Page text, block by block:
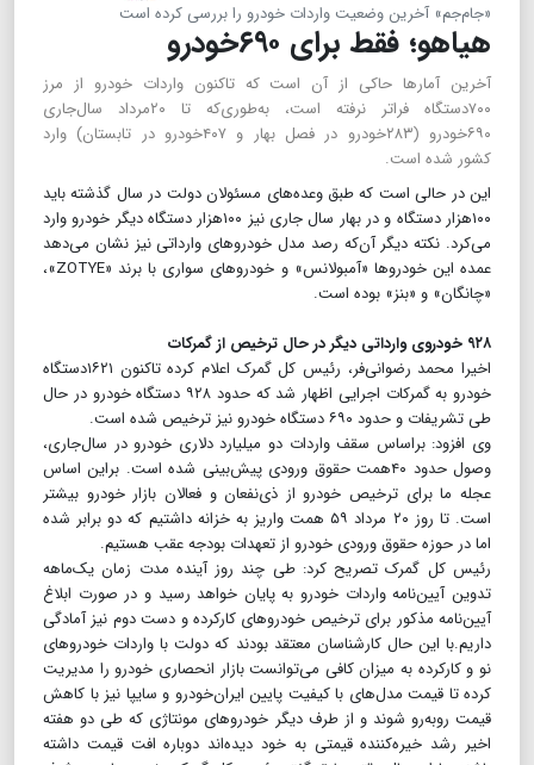
«جام‌جم» آخرین وضعیت واردات خودرو را بررسی کرده است
هیاهو؛ فقط برای ۶۹۰خودرو
آخرین آمارها حاکی از آن است که تاکنون واردات خودرو از مرز
۷۰۰دستگاه فراتر نرفته است، به‌طوری‌که تا ۲۰مرداد سال‌جاری
۶۹۰خودرو (۲۸۳خودرو در فصل بهار و ۴۰۷خودرو در تابستان) وارد
کشور شده است.
این در حالی است که طبق وعده‌های مسئولان دولت در سال گذشته باید
۱۰۰هزار دستگاه و در بهار سال جاری نیز ۱۰۰هزار دستگاه دیگر خودرو وارد
می‌کرد. نکته دیگر آن‌که رصد مدل خودروهای وارداتی نیز نشان می‌دهد
عمده این خودروها «آمبولانس» و خودرو‌های سواری با برند «ZOTYE»،
«چانگان» و «بنز» بوده است.
۹۲۸ خودروی وارداتی دیگر در حال ترخیص از گمرکات
اخیرا محمد رضوانی‌فر، رئیس کل گمرک اعلام کرده تا‌کنون ۱۶۲۱دستگاه‌
خودرو به گمرکات اجرایی اظهار شد که حدود ۹۲۸ دستگاه خودرو در حال
طی تشریفات و حدود ۶۹۰ دستگاه خودرو نیز ترخیص شده است.
وی افزود: بر‌اساس سقف واردات دو میلیارد دلاری خودرو در سال‌جاری،
وصول حدود ۴۰همت حقوق ورودی پیش‌بینی شده است. براین اساس
عجله ما برای ترخیص خودرو از ذی‌نفعان و فعالان بازار خودرو بیشتر
است. تا روز ۲۰ مرداد ۵۹ همت واریز به خزانه داشتیم که دو برابر شده
اما در حوزه حقوق ورودی خودرو از تعهدات بودجه عقب هستیم.
رئیس کل گمرک تصریح کرد: طی چند روز آینده مدت زمان یک‌ماهه
تدوین آیین‌نامه واردات خودرو به پایان خواهد رسید و در صورت ابلاغ
آیین‌نامه مذکور برای ترخیص خودروهای کارکرده و دست دوم نیز آمادگی
داریم.با این حال کارشناسان معتقد بودند که دولت با واردات خودروهای
نو و کارکرده به میزان کافی می‌توانست بازار انحصاری خودرو را مدیریت
کرده تا قیمت مدل‌های با ‌کیفیت پایین ایران‌خودرو و سایپا نیز با کاهش
قیمت روبه‌رو شوند و از طرف دیگر خودروهای مونتاژی که طی دو هفته
اخیر رشد خیره‌کننده قیمتی به خود دیده‌اند دوباره افت قیمت داشته